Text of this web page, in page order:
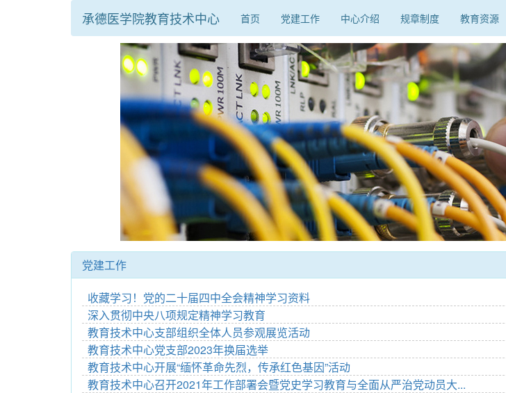
承德医学院教育技术中心 首页 党建工作 中心介绍 规章制度 教育资源
党建工作
收藏学习！党的二十届四中全会精神学习资料
深入贯彻中央八项规定精神学习教育
教育技术中心支部组织全体人员参观展览活动
教育技术中心党支部2023年换届选举
教育技术中心开展“缅怀革命先烈，传承红色基因”活动
教育技术中心召开2021年工作部署会暨党史学习教育与全面从严治党动员大...